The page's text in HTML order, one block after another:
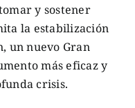
y sostener
la estabilización
un nuevo Gran
más eficaz y
crisis.